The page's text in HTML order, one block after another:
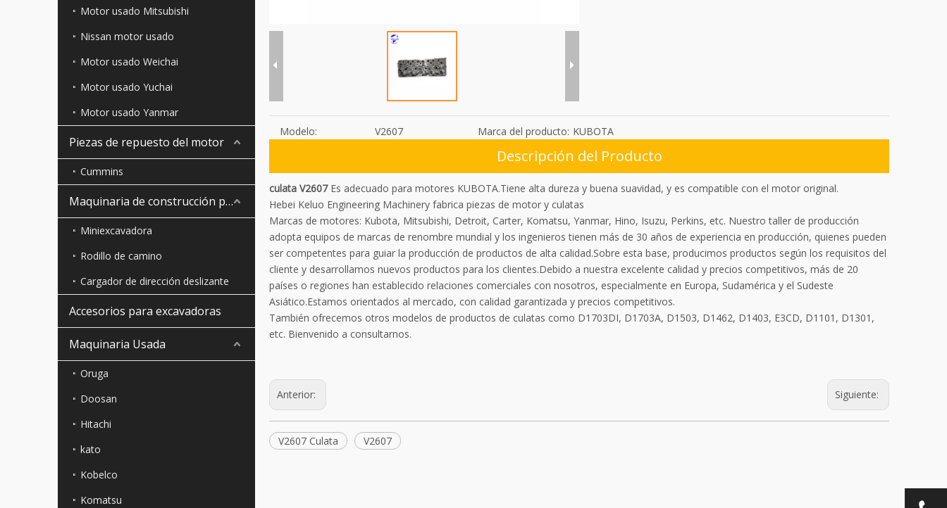
Motor usado Mitsubishi
Nissan motor usado
Motor usado Weichai
Motor usado Yuchai
Motor usado Yanmar
Piezas de repuesto del motor
Cummins
Maquinaria de construcción pequeña
Miniexcavadora
Rodillo de camino
Cargador de dirección deslizante
Accesorios para excavadoras
Maquinaria Usada
Oruga
Doosan
Hitachi
kato
Kobelco
Komatsu
Modelo: V2607 Marca del producto: KUBOTA
Descripción del Producto
culata V2607Es adecuado para motores KUBOTA.Tiene alta dureza y buena suavidad, y es compatible con el motor original.
Hebei Keluo Engineering Machinery fabrica piezas de motor y culatas
Marcas de motores: Kubota, Mitsubishi, Detroit, Carter, Komatsu, Yanmar, Hino, Isuzu, Perkins, etc. Nuestro taller de producción
adopta equipos de marcas de renombre mundial y los ingenieros tienen más de 30 años de experiencia en producción, quienes pueden
ser competentes para guiar la producción de productos de alta calidad.Sobre esta base, producimos productos según los requisitos del
cliente y desarrollamos nuevos productos para los clientes.Debido a nuestra excelente calidad y precios competitivos, más de 20
países o regiones han establecido relaciones comerciales con nosotros, especialmente en Europa, Sudamérica y el Sudeste
Asiático.Estamos orientados al mercado, con calidad garantizada y precios competitivos.
También ofrecemos otros modelos de productos de culatas como D1703DI, D1703A, D1503, D1462, D1403, E3CD, D1101, D1301,
etc. Bienvenido a consultarnos.
Anterior: Siguiente:
V2607 Culata V2607